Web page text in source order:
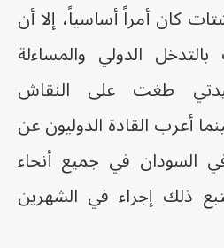
كان أمراً أساسياً، إلا أن
الدولي والمساءلة
طغت على النقاش
أعرب القادة الدوليون عن
السودان في جميع أنحاء
ذلك إجراء في الشهرين